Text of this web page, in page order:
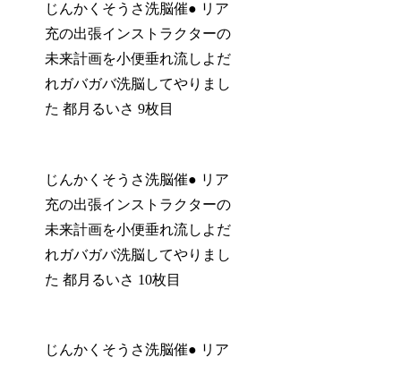
じんかくそうさ洗脳催● リア
充の出張インストラクターの
未来計画を小便垂れ流しよだ
れガバガバ洗脳してやりまし
た 都月るいさ 9枚目
じんかくそうさ洗脳催● リア
充の出張インストラクターの
未来計画を小便垂れ流しよだ
れガバガバ洗脳してやりまし
た 都月るいさ 10枚目
じんかくそうさ洗脳催● リア